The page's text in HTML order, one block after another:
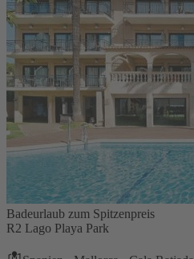
Badeurlaub zum Spitzenpreis
R2 Lago Playa Park